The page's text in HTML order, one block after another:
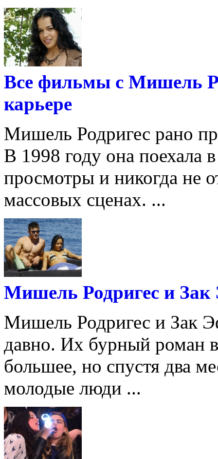
Все фильмы с Мишель
карьере
Мишель Родригес рано
В 1998 году она
просмотры и никогда не
массовых сценах. ...
Мишель Родригес и
Мишель Родригес и Зак
давно. Их бурный роман
большее, но спустя два
молодые люди ...